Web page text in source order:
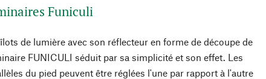
Funiculi
de lumière avec son réflecteur en forme de découpe de
FUNICULI séduit par sa simplicité et son effet. Les
du pied peuvent être réglées l'une par rapport à l'autre